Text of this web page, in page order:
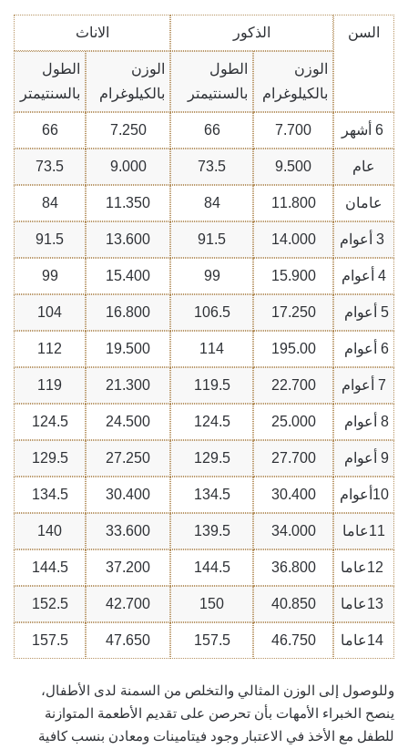
السن الذكور الاناث
الوزن
بالكيلوغرام
الطول
بالسنتيمتر
الوزن
بالكيلوغرام
الطول
بالسنتيمتر
6 أشهر 7.700
66
7.250
66
عام 9.500
73.5
9.000
73.5
عامان 11.800
84
11.350
84
3 أعوام 14.000
91.5
13.600
91.5
4 أعوام 15.900
99
15.400
99
5 أعوام 17.250
106.5
16.800
104
6 أعوام 195.00
114
19.500
112
7 أعوام 22.700
119.5
21.300
119
8 أعوام 25.000
124.5
24.500
124.5
9 أعوام 27.700
129.5
27.250
129.5
10 أعوام 30.400
134.5
30.400
134.5
11عاما 34.000
139.5
33.600
140
12عاما 36.800
144.5
37.200
144.5
13عاما 40.850
150
42.700
152.5
14عاما 46.750
157.5
47.650
157.5
وللوصول إلى الوزن المثالي والتخلص من السمنة لدى الأطفال،
ينصح الخبراء الأمهات بأن تحرصن على تقديم الأطعمة المتوازنة
للطفل مع الأخذ في الاعتبار وجود فيتامينات ومعادن بنسب كافية